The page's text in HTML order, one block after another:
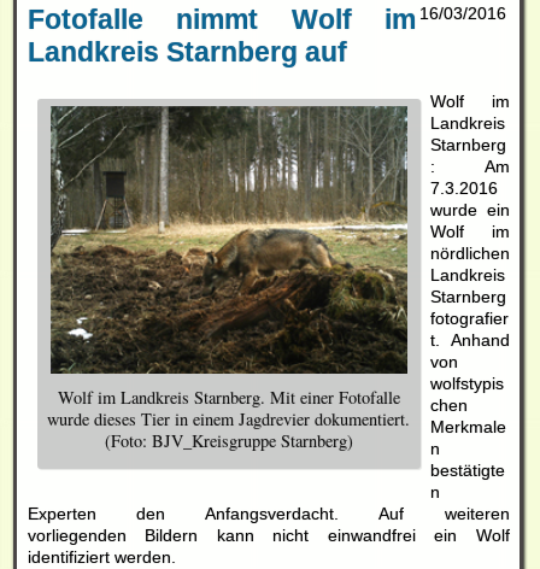
16/03/2016
Fotofalle nimmt Wolf im
Landkreis Starnberg auf
Wolf im Landkreis Starnberg. Mit einer Fotofalle
wurde dieses Tier in einem Jagdrevier dokumentiert.
(Foto: BJV_Kreisgruppe Starnberg)
Wolf im
Landkreis
Starnberg
: Am
7.3.2016
wurde ein
Wolf im
nördlichen
Landkreis
Starnberg
fotografier
t. Anhand
von
wolfstypis
chen
Merkmale
n
bestätigte
n
Experten den Anfangsverdacht. Auf weiteren
vorliegenden Bildern kann nicht einwandfrei ein Wolf
identifiziert werden.